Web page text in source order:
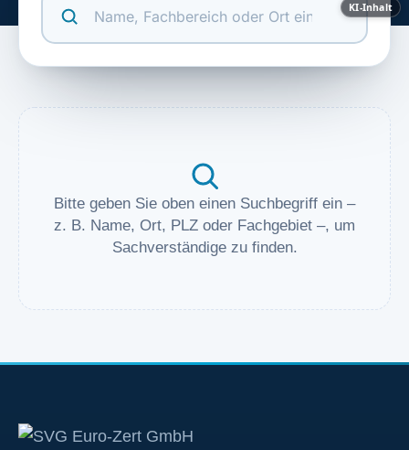
KI-Inhalt
Bitte geben Sie oben einen Suchbegriff ein –
z. B. Name, Ort, PLZ oder Fachgebiet –, um
Sachverständige zu finden.